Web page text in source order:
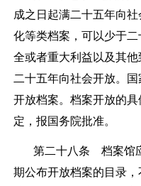
成之日起满二十五年向
化等类档案，可以少于
全或者重大利益以及其
二十五年向社会开放。
开放档案。档案开放的
定，报国务院批准。
第二十八条 档案馆
期公布开放档案的目录